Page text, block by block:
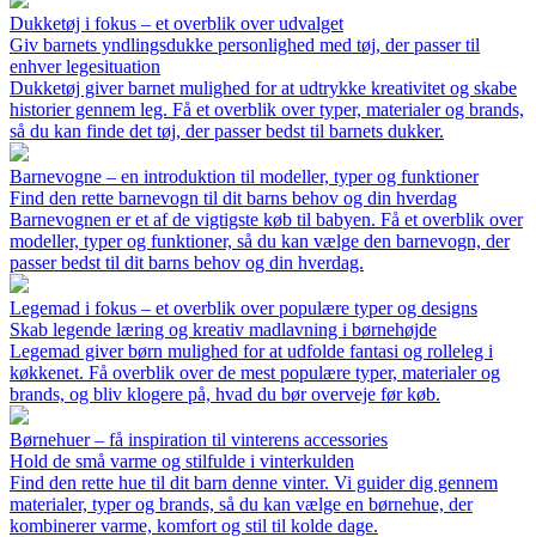
Dukketøj i fokus – et overblik over udvalget
Giv barnets yndlingsdukke personlighed med tøj, der passer til
enhver legesituation
Dukketøj giver barnet mulighed for at udtrykke kreativitet og skabe
historier gennem leg. Få et overblik over typer, materialer og brands,
så du kan finde det tøj, der passer bedst til barnets dukker.
Barnevogne – en introduktion til modeller, typer og funktioner
Find den rette barnevogn til dit barns behov og din hverdag
Barnevognen er et af de vigtigste køb til babyen. Få et overblik over
modeller, typer og funktioner, så du kan vælge den barnevogn, der
passer bedst til dit barns behov og din hverdag.
Legemad i fokus – et overblik over populære typer og designs
Skab legende læring og kreativ madlavning i børnehøjde
Legemad giver børn mulighed for at udfolde fantasi og rolleleg i
køkkenet. Få overblik over de mest populære typer, materialer og
brands, og bliv klogere på, hvad du bør overveje før køb.
Børnehuer – få inspiration til vinterens accessories
Hold de små varme og stilfulde i vinterkulden
Find den rette hue til dit barn denne vinter. Vi guider dig gennem
materialer, typer og brands, så du kan vælge en børnehue, der
kombinerer varme, komfort og stil til kolde dage.